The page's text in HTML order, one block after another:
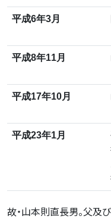
平成6年3月
平成8年11月
平成17年10月
平成23年1月
故・山本則直長男。父及